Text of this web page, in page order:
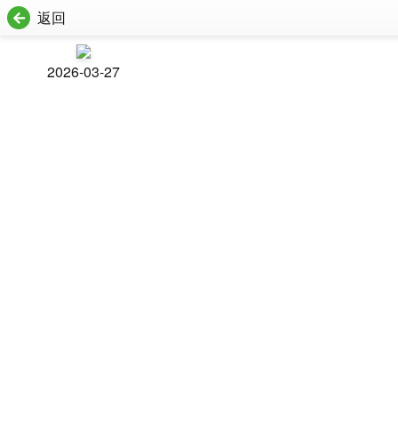
返回
2026-03-27